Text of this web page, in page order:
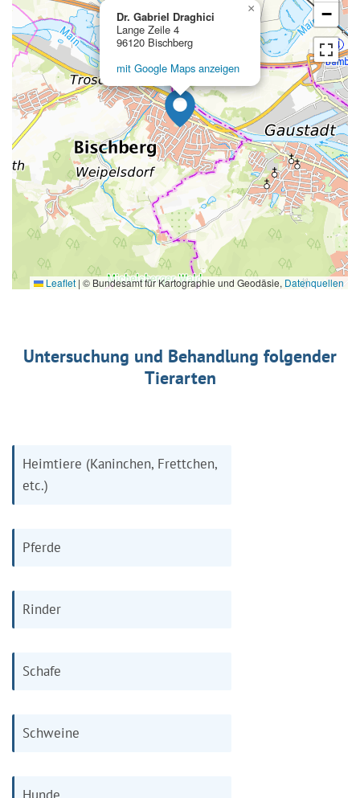
Dr. Gabriel Draghici
Lange Zeile 4
96120 Bischberg
mit Google Maps anzeigen
×
−
Leaflet | © Bundesamt für Kartographie und Geodäsie, Datenquellen
Untersuchung und Behandlung folgender
Tierarten
Heimtiere (Kaninchen, Frettchen,
etc.)
Pferde
Rinder
Schafe
Schweine